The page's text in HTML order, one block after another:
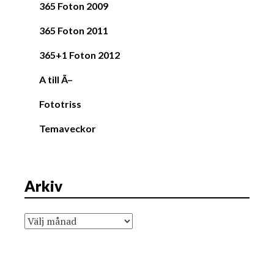
365 Foton 2009
365 Foton 2011
365+1 Foton 2012
A till Ã–
Fototriss
Temaveckor
Arkiv
Arkiv